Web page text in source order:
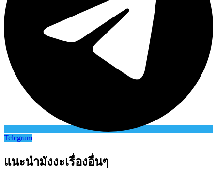
Telegram
แนะนำมังงะเรื่องอื่นๆ